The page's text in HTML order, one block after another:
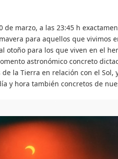
de marzo, a las 23:45 h
para aquellos que vivimos
otoño para los que viven en el
astronómico concreto
la Tierra en relación con el Sol,
y hora también concretos de